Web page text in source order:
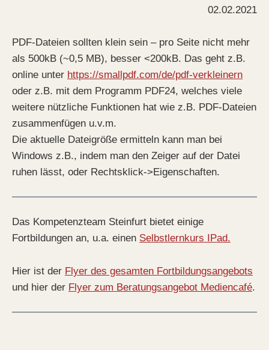
02.02.2021
PDF-Dateien sollten klein sein – pro Seite nicht mehr
als 500kB (~0,5 MB), besser <200kB. Das geht z.B.
online unter https://smallpdf.com/de/pdf-verkleinern
oder z.B. mit dem Programm PDF24, welches viele
weitere nützliche Funktionen hat wie z.B. PDF-Dateien
zusammenfügen u.v.m.
Die aktuelle Dateigröße ermitteln kann man bei
Windows z.B., indem man den Zeiger auf der Datei
ruhen lässt, oder Rechtsklick->Eigenschaften.
Das Kompetenzteam Steinfurt bietet einige
Fortbildungen an, u.a. einen Selbstlernkurs IPad.
Hier ist der Flyer des gesamten Fortbildungsangebots
und hier der Flyer zum Beratungsangebot Mediencafé.